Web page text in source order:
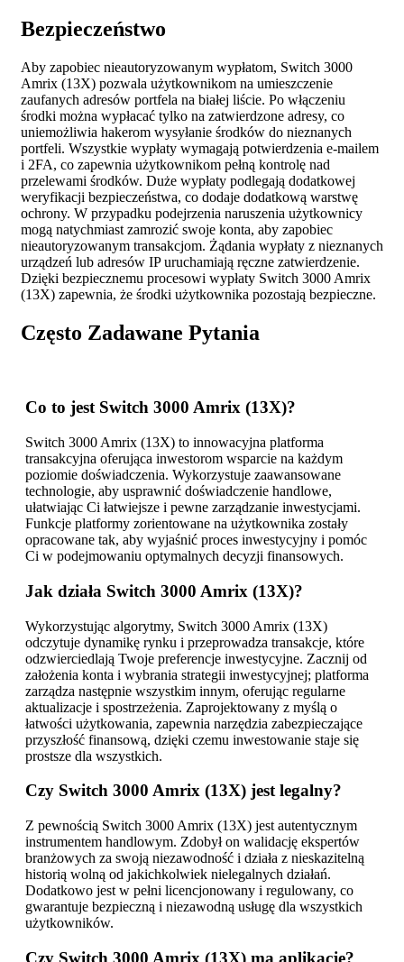
Bezpieczeństwo
Aby zapobiec nieautoryzowanym wypłatom, Switch 3000
Amrix (13X) pozwala użytkownikom na umieszczenie
zaufanych adresów portfela na białej liście. Po włączeniu
środki można wypłacać tylko na zatwierdzone adresy, co
uniemożliwia hakerom wysyłanie środków do nieznanych
portfeli. Wszystkie wypłaty wymagają potwierdzenia e-mailem
i 2FA, co zapewnia użytkownikom pełną kontrolę nad
przelewami środków. Duże wypłaty podlegają dodatkowej
weryfikacji bezpieczeństwa, co dodaje dodatkową warstwę
ochrony. W przypadku podejrzenia naruszenia użytkownicy
mogą natychmiast zamrozić swoje konta, aby zapobiec
nieautoryzowanym transakcjom. Żądania wypłaty z nieznanych
urządzeń lub adresów IP uruchamiają ręczne zatwierdzenie.
Dzięki bezpiecznemu procesowi wypłaty Switch 3000 Amrix
(13X) zapewnia, że środki użytkownika pozostają bezpieczne.
Często Zadawane Pytania
Co to jest Switch 3000 Amrix (13X)?
Switch 3000 Amrix (13X) to innowacyjna platforma
transakcyjna oferująca inwestorom wsparcie na każdym
poziomie doświadczenia. Wykorzystuje zaawansowane
technologie, aby usprawnić doświadczenie handlowe,
ułatwiając Ci łatwiejsze i pewne zarządzanie inwestycjami.
Funkcje platformy zorientowane na użytkownika zostały
opracowane tak, aby wyjaśnić proces inwestycyjny i pomóc
Ci w podejmowaniu optymalnych decyzji finansowych.
Jak działa Switch 3000 Amrix (13X)?
Wykorzystując algorytmy, Switch 3000 Amrix (13X)
odczytuje dynamikę rynku i przeprowadza transakcje, które
odzwierciedlają Twoje preferencje inwestycyjne. Zacznij od
założenia konta i wybrania strategii inwestycyjnej; platforma
zarządza następnie wszystkim innym, oferując regularne
aktualizacje i spostrzeżenia. Zaprojektowany z myślą o
łatwości użytkowania, zapewnia narzędzia zabezpieczające
przyszłość finansową, dzięki czemu inwestowanie staje się
prostsze dla wszystkich.
Czy Switch 3000 Amrix (13X) jest legalny?
Z pewnością Switch 3000 Amrix (13X) jest autentycznym
instrumentem handlowym. Zdobył on walidację ekspertów
branżowych za swoją niezawodność i działa z nieskazitelną
historią wolną od jakichkolwiek nielegalnych działań.
Dodatkowo jest w pełni licencjonowany i regulowany, co
gwarantuje bezpieczną i niezawodną usługę dla wszystkich
użytkowników.
Czy Switch 3000 Amrix (13X) ma aplikację?